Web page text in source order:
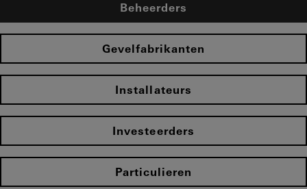
Beheerders
Gevelfabrikanten
Installateurs
Investeerders
Particulieren